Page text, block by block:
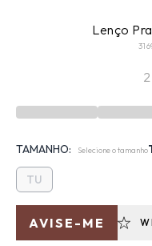
Lenço
TAMANHO: Selecione o tamanho
TU
AVISE-ME